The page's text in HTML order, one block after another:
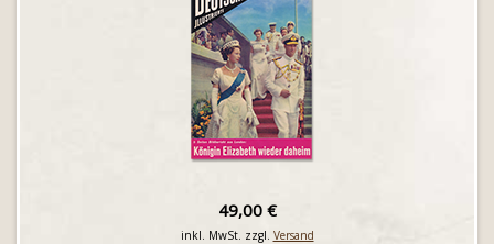
49,00 €
inkl. MwSt. zzgl. Versand